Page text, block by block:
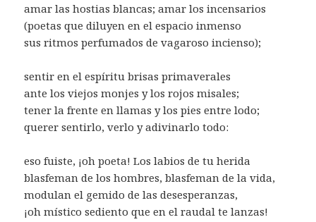
amar las hostias blancas; amar los incensarios
(poetas que diluyen en el espacio inmenso
sus ritmos perfumados de vagaroso incienso);
sentir en el espíritu brisas primaverales
ante los viejos monjes y los rojos misales;
tener la frente en llamas y los pies entre lodo;
querer sentirlo, verlo y adivinarlo todo:
eso fuiste, ¡oh poeta! Los labios de tu herida
blasfeman de los hombres, blasfeman de la vida,
modulan el gemido de las desesperanzas,
¡oh místico sediento que en el raudal te lanzas!